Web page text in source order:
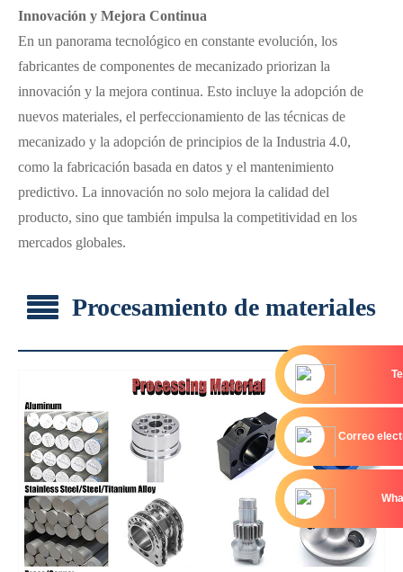
Innovación y Mejora Continua
En un panorama tecnológico en constante evolución, los
fabricantes de componentes de mecanizado priorizan la
innovación y la mejora continua. Esto incluye la adopción de
nuevos materiales, el perfeccionamiento de las técnicas de
mecanizado y la adopción de principios de la Industria 4.0,
como la fabricación basada en datos y el mantenimiento
predictivo. La innovación no solo mejora la calidad del
producto, sino que también impulsa la competitividad en los
mercados globales.
Procesamiento de materiales
Correo